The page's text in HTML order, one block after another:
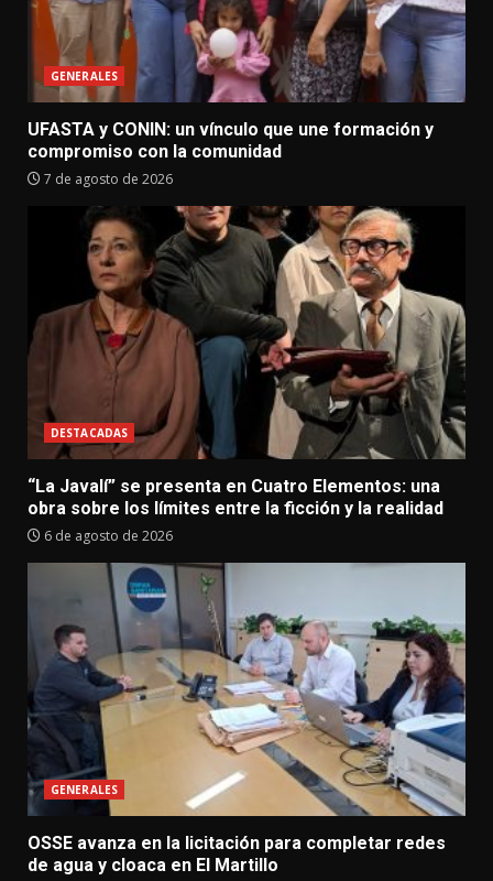
GENERALES
UFASTA y CONIN: un vínculo que une formación y
compromiso con la comunidad
7 de agosto de 2026
DESTACADAS
“La Javalí” se presenta en Cuatro Elementos: una
obra sobre los límites entre la ficción y la realidad
6 de agosto de 2026
GENERALES
OSSE avanza en la licitación para completar redes
de agua y cloaca en El Martillo